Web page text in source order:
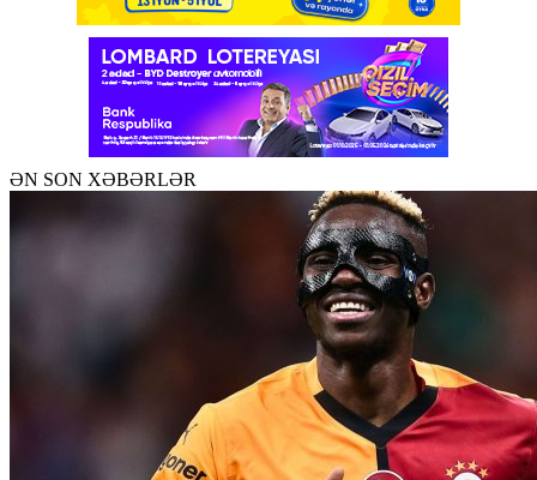
ƏN SON XƏBƏRLƏR